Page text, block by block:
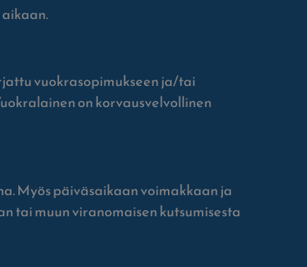
vuokrasopimukseen ja/tai
on korvausvelvollinen
Myös päiväsaikaan voimakkaan ja
tai muun viranomaisen kutsumisesta